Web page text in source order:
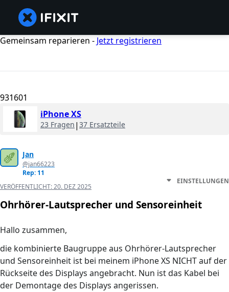
Gemeinsam reparieren - Jetzt registrieren
931601
iPhone XS
23 Fragen | 37 Ersatzteile
Jan
@jan66223
Rep: 11
VERÖFFENTLICHT:20. DEZ 2025
EINSTELLUNGEN
Ohrhörer-Lautsprecher und Sensoreinheit
Hallo zusammen,
die kombinierte Baugruppe aus Ohrhörer-Lautsprecher
und Sensoreinheit ist bei meinem iPhone XS NICHT auf der
Rückseite des Displays angebracht. Nun ist das Kabel bei
der Demontage des Displays angerissen.